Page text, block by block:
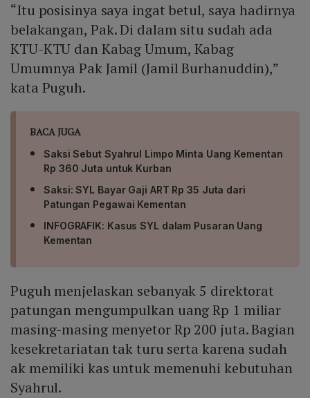
“Itu posisinya saya ingat betul, saya hadirnya
belakangan, Pak. Di dalam situ sudah ada
KTU-KTU dan Kabag Umum, Kabag
Umumnya Pak Jamil (Jamil Burhanuddin),”
kata Puguh.
BACA JUGA
Saksi Sebut Syahrul Limpo Minta Uang Kementan
Rp 360 Juta untuk Kurban
Saksi: SYL Bayar Gaji ART Rp 35 Juta dari
Patungan Pegawai Kementan
INFOGRAFIK: Kasus SYL dalam Pusaran Uang
Kementan
Puguh menjelaskan sebanyak 5 direktorat
patungan mengumpulkan uang Rp 1 miliar
masing-masing menyetor Rp 200 juta. Bagian
kesekretariatan tak turu serta karena sudah
ak memiliki kas untuk memenuhi kebutuhan
Syahrul.